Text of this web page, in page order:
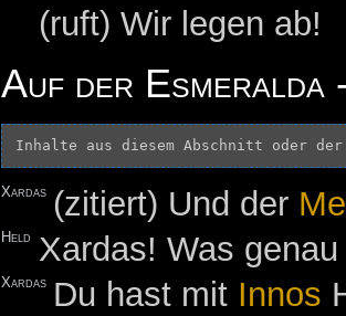
(ruft) Wir legen ab!
Auf der Esmeralda
Inhalte aus diesem Abschnitt oder
Xardas (zitiert) Und der
Held Xardas! Was
Xardas Du hast mit Innos